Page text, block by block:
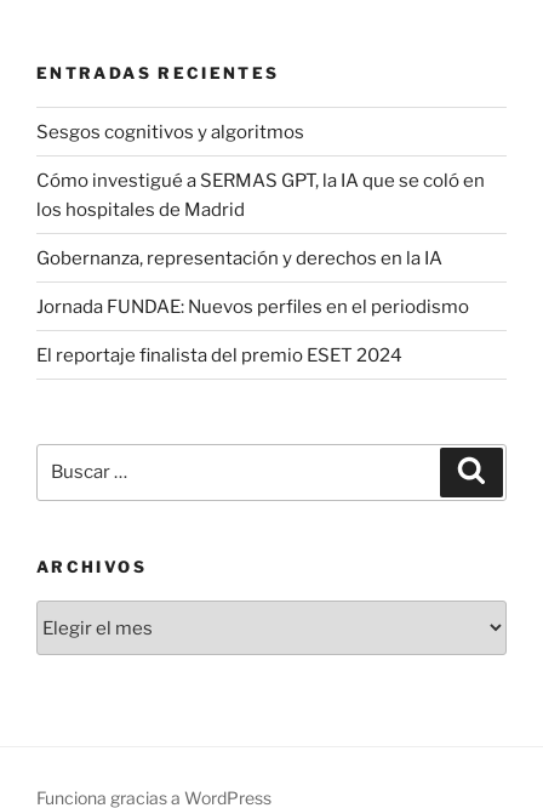
ENTRADAS RECIENTES
Sesgos cognitivos y algoritmos
Cómo investigué a SERMAS GPT, la IA que se coló en
los hospitales de Madrid
Gobernanza, representación y derechos en la IA
Jornada FUNDAE: Nuevos perfiles en el periodismo
El reportaje finalista del premio ESET 2024
por:
ARCHIVOS
Funciona gracias a WordPress